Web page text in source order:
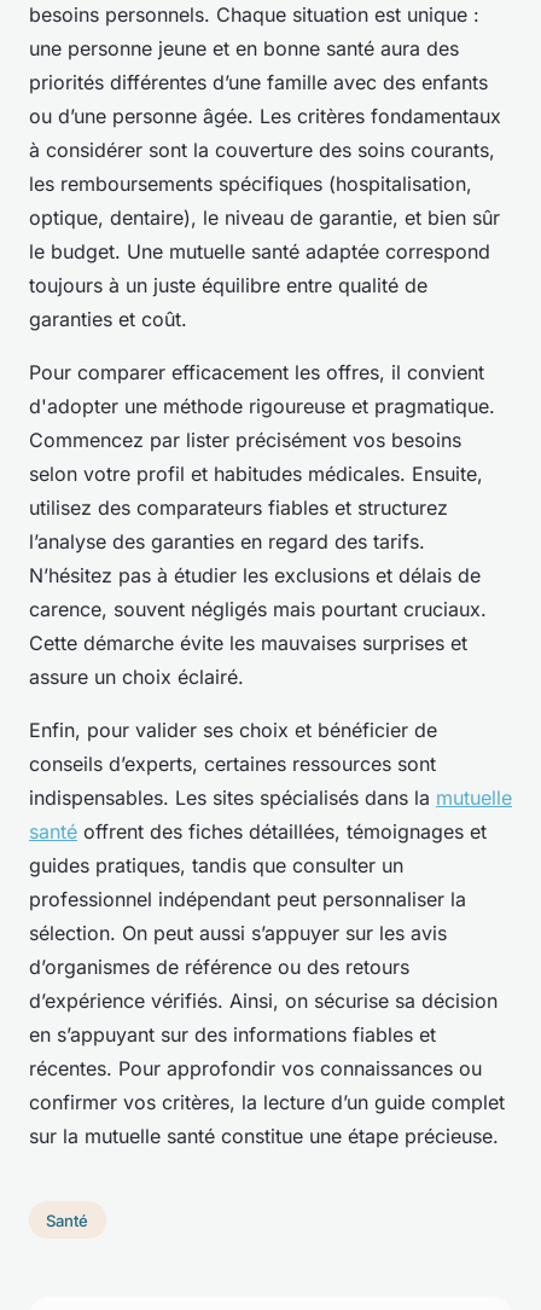
besoins personnels. Chaque situation est unique :
une personne jeune et en bonne santé aura des
priorités différentes d’une famille avec des enfants
ou d’une personne âgée. Les critères fondamentaux
à considérer sont la couverture des soins courants,
les remboursements spécifiques (hospitalisation,
optique, dentaire), le niveau de garantie, et bien sûr
le budget. Une mutuelle santé adaptée correspond
toujours à un juste équilibre entre qualité de
garanties et coût.
Pour comparer efficacement les offres, il convient
d'adopter une méthode rigoureuse et pragmatique.
Commencez par lister précisément vos besoins
selon votre profil et habitudes médicales. Ensuite,
utilisez des comparateurs fiables et structurez
l’analyse des garanties en regard des tarifs.
N’hésitez pas à étudier les exclusions et délais de
carence, souvent négligés mais pourtant cruciaux.
Cette démarche évite les mauvaises surprises et
assure un choix éclairé.
Enfin, pour valider ses choix et bénéficier de
conseils d’experts, certaines ressources sont
indispensables. Les sites spécialisés dans la mutuelle
santé offrent des fiches détaillées, témoignages et
guides pratiques, tandis que consulter un
professionnel indépendant peut personnaliser la
sélection. On peut aussi s’appuyer sur les avis
d’organismes de référence ou des retours
d’expérience vérifiés. Ainsi, on sécurise sa décision
en s’appuyant sur des informations fiables et
récentes. Pour approfondir vos connaissances ou
confirmer vos critères, la lecture d’un guide complet
sur la mutuelle santé constitue une étape précieuse.
Santé